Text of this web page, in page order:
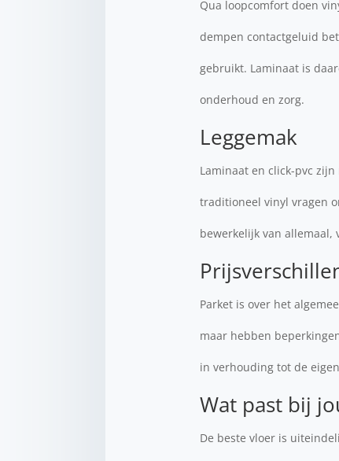
Qua loopcomfort doen
dempen contactgeluid
gebruikt. Laminaat is
onderhoud en zorg.
Leggemak
Laminaat en click-pvc
traditioneel vinyl vragen
bewerkelijk van allemaal,
Parket is over het
maar hebben
in verhouding tot de
Wat past bij
De beste vloer is